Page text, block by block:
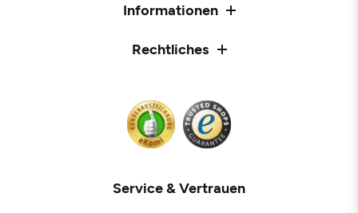
Informationen
Rechtliches
Service & Vertrauen